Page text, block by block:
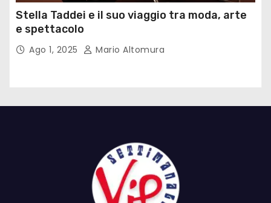
Stella Taddei e il suo viaggio tra moda, arte
e spettacolo
Ago 1, 2025 Mario Altomura